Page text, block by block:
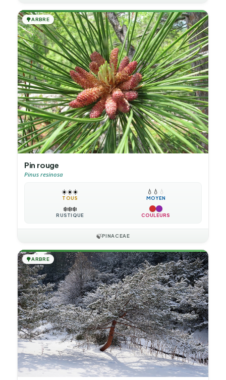
🌳ARBRE
Pin rouge
Pinus resinosa
☀️☀️☀️
TOUS
💧 💧 💧
MOYEN
❄️❄️❄️
RUSTIQUE COULEURS
🍃PINACEAE
🌳ARBRE